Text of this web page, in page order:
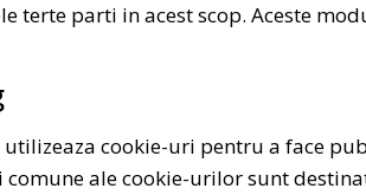
terte parti in acest scop. Aceste
utilizeaza cookie-uri pentru a face
ale cookie-urilor sunt